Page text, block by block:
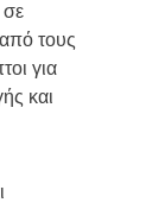
σε
τους
για
και